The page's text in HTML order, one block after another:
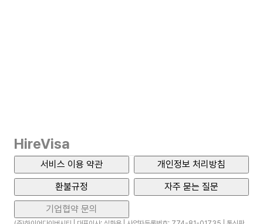
HireVisa
서비스 이용 약관
개인정보 처리방침
환불규정
자주 묻는 질문
기업협약 문의